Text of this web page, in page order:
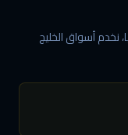
نخدم أسواق الخليج